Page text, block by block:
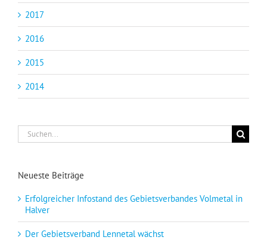
2017
2016
2015
2014
Suche
nach:
Neueste Beiträge
Erfolgreicher Infostand des Gebietsverbandes Volmetal in
Halver
Der Gebietsverband Lennetal wächst